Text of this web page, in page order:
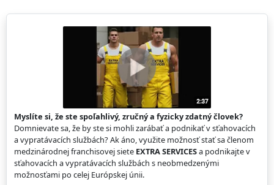
Myslíte si, že ste spoľahlivý, zručný a fyzicky zdatný človek?
Domnievate sa, že by ste si mohli zarábať a podnikať v sťahovacích
a vypratávacích službách? Ak áno, využite možnosť stať sa členom
medzinárodnej franchisovej siete EXTRA SERVICESa podnikajte v
sťahovacích a vypratávacích službách s neobmedzenými
možnosťami po celej Európskej únii.